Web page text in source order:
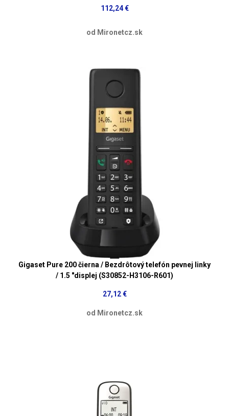
112,24 €
od Mironetcz.sk
Gigaset Pure 200 čierna / Bezdrôtový telefón pevnej linky
/ 1.5 "displej (S30852-H3106-R601)
27,12 €
od Mironetcz.sk